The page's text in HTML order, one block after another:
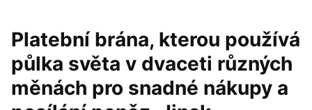
Platební brána, kterou používá
půlka světa v dvaceti různých
měnách pro snadné nákupy a